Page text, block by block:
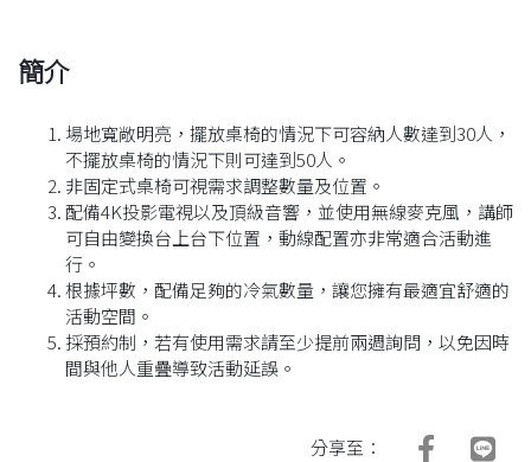
簡介
場地寬敞明亮， 擺放桌椅的情況下可容納人數達到30人，
不擺放桌椅的情況下則可達到50人。
非固定式桌椅可視需求調整數量及位置。
配備4K投影電視以及頂級音響，並使用無線麥克風，講師
可自由變換台上台下位置，動線配置亦非常適合活動進
行。
根據坪數，配備足夠的冷氣數量，讓您擁有最適宜舒適的
活動空間。
採預約制，若有使用需求請至少提前兩週詢問，以免因時
間與他人重疊導致活動延誤。
分享至：